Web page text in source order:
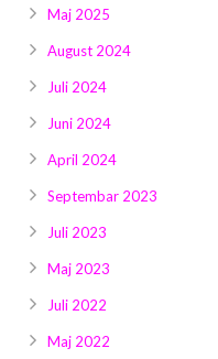
Maj 2025
August 2024
Juli 2024
Juni 2024
April 2024
Septembar 2023
Juli 2023
Maj 2023
Juli 2022
Maj 2022